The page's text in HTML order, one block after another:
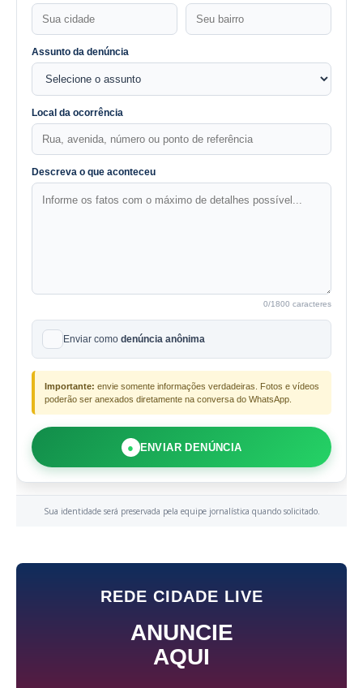
Assunto da denúncia
Local da ocorrência
Descreva o que aconteceu
0/1800 caracteres
Enviar como denúncia anônima
Importante: envie somente informações verdadeiras. Fotos e vídeos
poderão ser anexados diretamente na conversa do WhatsApp.
● ENVIAR DENÚNCIA
Sua identidade será preservada pela equipe jornalística quando solicitado.
REDE CIDADE LIVE
ANUNCIE
AQUI